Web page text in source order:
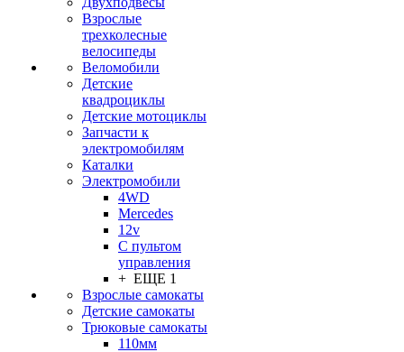
Взрослые
трехколесные
велосипеды
Веломобили
Детские
квадроциклы
Детские мотоциклы
Запчасти к
электромобилям
Каталки
Электромобили
4WD
Mercedes
12v
С пультом
управления
+ ЕЩЕ 1
Взрослые самокаты
Детские самокаты
Трюковые самокаты
110мм